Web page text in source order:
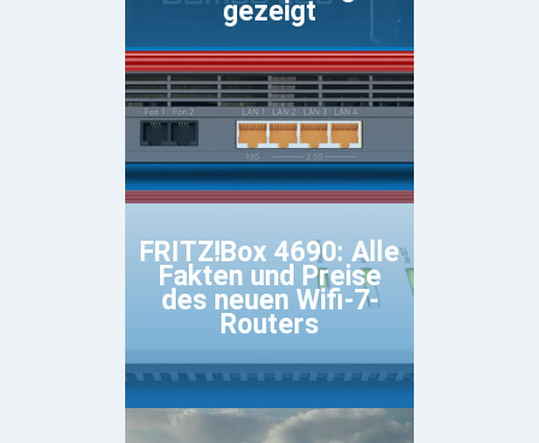
gezeigt
FRITZ!Box 4690: Alle
Fakten und Preise
des neuen Wifi-7-
Routers